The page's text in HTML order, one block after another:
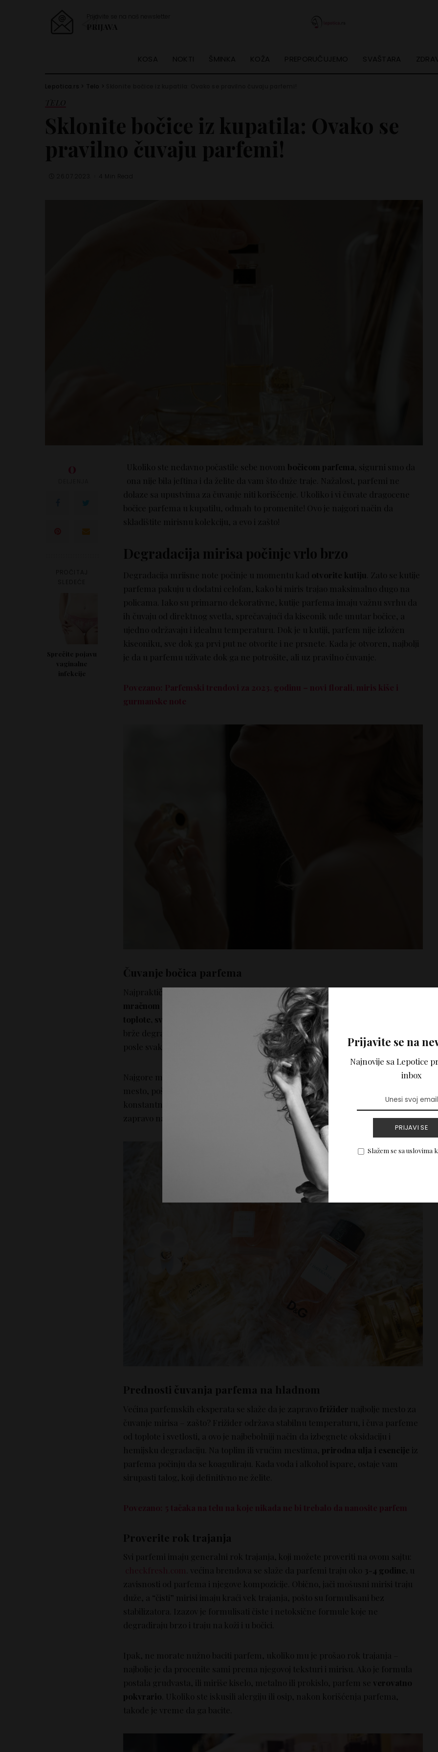
Prijavite se na
Najnovije sa Lepotice
inbox
PRIJAVI SE
Slažem se sa uslovima
Prijavite se na naš newsletter
PRIJAVA
KOSA NOKTI ŠMINKA KOŽA PREPORUČUJEMO SVAŠTARA
Lepotica.rs > Telo >
TELO
Sklonite bočice iz kupatila: Ovako se
pravilno čuvaju parfemi!
4 Min Read
0
PROČITAJ
Sprečite pojavu
vaginalne
infekcije
Ukoliko ste nedavno počastile sebe novom bočicom parfema, sigurni smo da
ona nije bila jeftina i da želite da vam što duže traje. Nažalost, parfemi ne
dolaze sa upustvima za čuvanje niti korišćenje. Ukoliko i vi čuvate dragocene
bočice parfema u kupatilu, odmah to promenite! Ovo je najgori način da
skladištite mirisnu kolekciju, a evo i zašto!
Degradacija mirisa počinje vrlo brzo
Degradacija mriisne note počinje u momentu kad otvorite kutiju . Zato se kutije
parfema pakuju u dodatni celofan, kako bi miris trajao maksimalno dugo na
policama. Iako su primarno dekorativne, kutije parfema imaju važnu svrhu da
ih čuvaju od direktnog svetla, sprečavajući da kiseonik uđe unutar bočice, a
ujedno održavaju i idealnu temperaturu. Dok je u kutiji, parfem nije izložen
kiseoniku, sve dok ga prvi put ne otvorite i ne prsnete. Kada je otvoren, najbolji
je da u parfemu uživate dok ga ne potrošite, ali uz pravilno čuvanje.
Povezano: Parfemski trendovi za 2023. godinu – novi florali, miris kiše i
gurmanske note
Čuvanje bočica parfema
Najpraktičniji i najednostavniji način za čuvanje parfema jeste na
mračnom i suvom mestu
. Ova metoda štiti parfema od tri glavna agresora:
toplote, svetla i vlage
. Sunčani sims ili ormarić blizu izvora doplote će mnogo
brže degradirati i pokvariti parfem. Najbolje je da parfem uvek zatvorite
posle svake upotrebe, kako biste sprečile izloženost kiseoniku.
Najgore mesto za čuvanje parfema je zapravokupatilo,
mesto, pošto se većina nas sprema i šminka upravo u ovoj prostoriji. Ipak,
konstantne promene temperature usled tuširanja, i visok nivo vlage su
zapravo najgora moguća opcija za parfemske bočice.
Prednosti čuvanja parfema na hladnom
Većina parfemskih eksperata se slaže da je zapravo frižider najbolje mesto za
čuvanje mirisa – zašto? Frižider održava stabilnu temperaturu, i čuva parfeme
od toplote i svetlosti, a ovo je najbebolniji način da izbegnete oksidaciju i
hemijsku degradaciju. Na toplim ili vrućim mestima, prirodna ulja i esencije iz
parfema počinju da se koaguliraju. Kada voda i alkohol ispare, ostaje vam
sirupasti talog, koji definitivno ne želite.
Povezano: 5 tačaka na telu na koje nikada ne bi trebalo da nanosite parfem
Proverite rok trajanja
Svi parfemi imaju generalni rok trajanja, koji možete proveriti na ovom sajtu:
checkfresh.com . većina brendova se slaže da parfemi traju oko 3-4 godine, u
zavisnosti od parfema i njegove kompozicije. Obično, jači mošusni mirisi traju
duže, a “čisti” mirisi imaju kraći vek trajanja, pošto su formulisani bez
stabilizatora. Izazov je formulisati čiste i netoksične formule koje ne
degradiraju brzo i traju na koži i u bočici.
Ipak, ne morate nužno baciti parfem, ukoliko mu je prošao rok trajanja –
najbolje je da procenite sami prema njegovoj teksturi i mirisu. Ako je formula
postala grudvasta, ili miriše kiselo, metalno ili prokislo, parfem se verovatno
pokvrario . Ukoliko ste iskusili alergiju ili osip, nakon korišćenja parfema,
takođe je vreme da ga bacite.